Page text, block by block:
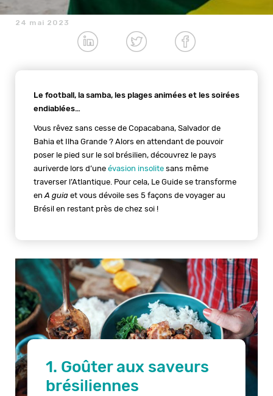
24 mai 2023
Le football, la samba, les plages animées et les soirées
endiablées…
Vous rêvez sans cesse de Copacabana, Salvador de
Bahia et Ilha Grande ? Alors en attendant de pouvoir
poser le pied sur le sol brésilien, découvrez le pays
auriverde lors d’une évasion insolitesans même
traverser l’Atlantique. Pour cela, Le Guide se transforme
enA guiaet vous dévoile ses 5 façons de voyager au
Brésil en restant près de chez soi !
1. Goûter aux saveurs
brésiliennes